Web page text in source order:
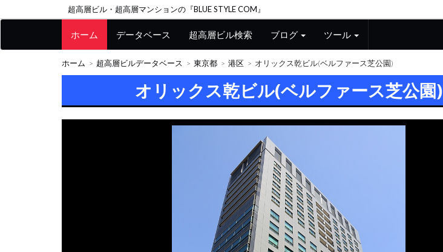
超高層ビル・超高層マンションの『BLUE STYLE COM』
ホーム データベース 超高層ビル検索 ブログ ツール
ホーム 超高層ビルデータベース 東京都 港区 オリックス乾ビル(ベルファース芝公園)
オリックス乾ビル(ベルファース芝公園)